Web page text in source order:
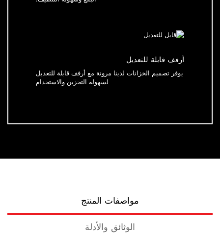
أرفف قابلة للتعديل
يوفر تصميم الخزانات لدينا مرونة مع أرفف قابلة للتعديل
لسهولة التخزين والاستخدام
مواصفات المنتج
الوثائق والأدلة